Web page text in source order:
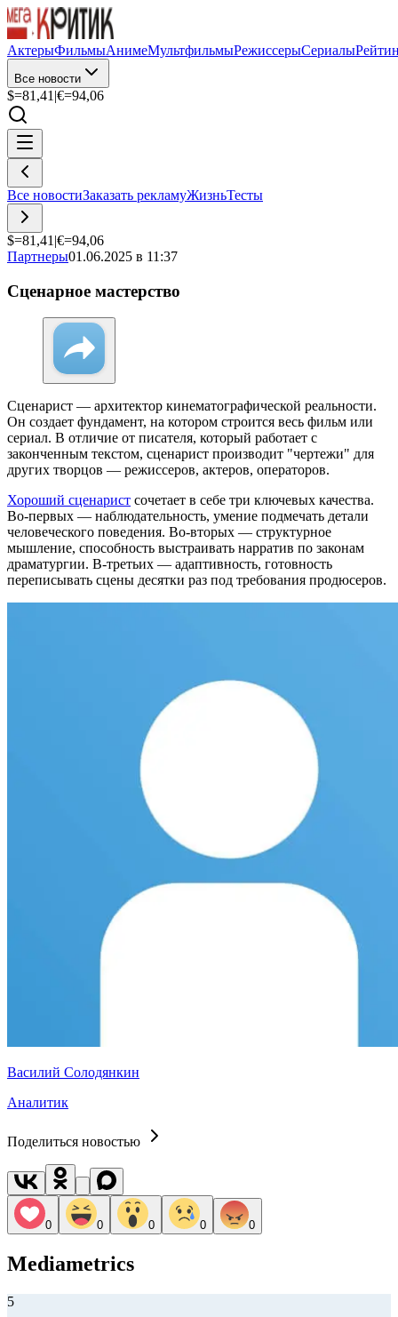
АктерыФильмыАнимеМультфильмыРежиссерыСериалы
Все новости
$=81,41 |€=94,06
Все новостиЗаказать рекламуЖизньТесты
$=81,41 |€=94,06
Партнеры01.06.2025 в 11:37
Сценарное мастерство
Сценарист — архитектор кинематографической реальности.
Он создает фундамент, на котором строится весь фильм или
сериал. В отличие от писателя, который работает с
законченным текстом, сценарист производит "чертежи" для
других творцов — режиссеров, актеров, операторов.
Хороший сценарист сочетает в себе три ключевых качества.
Во-первых — наблюдательность, умение подмечать детали
человеческого поведения. Во-вторых — структурное
мышление, способность выстраивать нарратив по законам
драматургии. В-третьих — адаптивность, готовность
переписывать сцены десятки раз под требования продюсеров.
Василий Солодянкин
Аналитик
Поделиться новостью
0 0 0 0 0
Mediametrics
5